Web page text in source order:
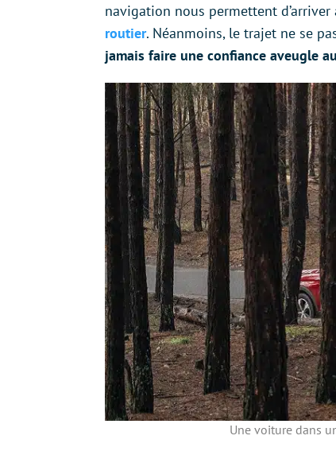
navigation nous permettent
routier. Néanmoins, le trajet ne se
jamais faire une confiance aveugle
Une voiture dans